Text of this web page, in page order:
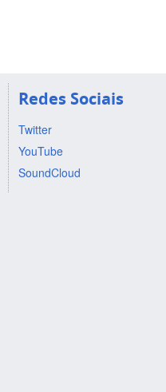
Redes Sociais
Twitter
YouTube
SoundCloud